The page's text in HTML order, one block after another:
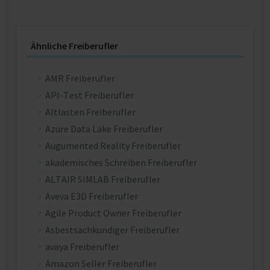
Ähnliche Freiberufler
AMR Freiberufler
API-Test Freiberufler
Altlasten Freiberufler
Azure Data Lake Freiberufler
Augumented Reality Freiberufler
akademisches Schreiben Freiberufler
ALTAIR SIMLAB Freiberufler
Aveva E3D Freiberufler
Agile Product Owner Freiberufler
Asbestsachkundiger Freiberufler
avaya Freiberufler
Amazon Seller Freiberufler